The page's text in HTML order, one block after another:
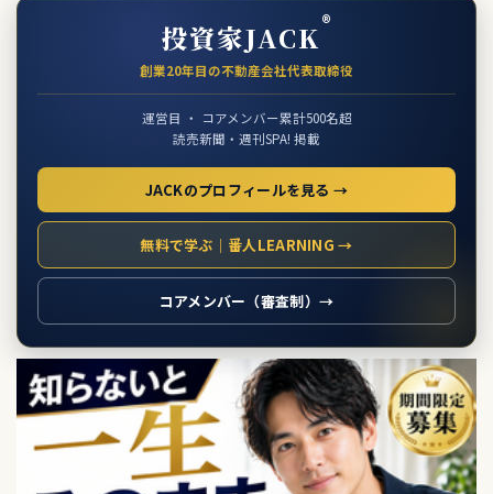
投資家JACK®
創業20年目の不動産会社代表取締役
運営目 ・ コアメンバー累計500名超
読売新聞・週刊SPA! 掲載
JACKのプロフィールを見る →
無料で学ぶ｜番人LEARNING →
コアメンバー（審査制）→